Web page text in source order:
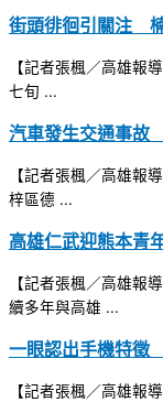
街頭徘徊引關注
【記者張楓／高雄報
七旬 ...
汽車發生交通事故
【記者張楓／高雄報
梓區德 ...
高雄仁武迎熊本青
【記者張楓／高雄報
續多年與高雄 ...
一眼認出手機特徵
【記者張楓／高雄報